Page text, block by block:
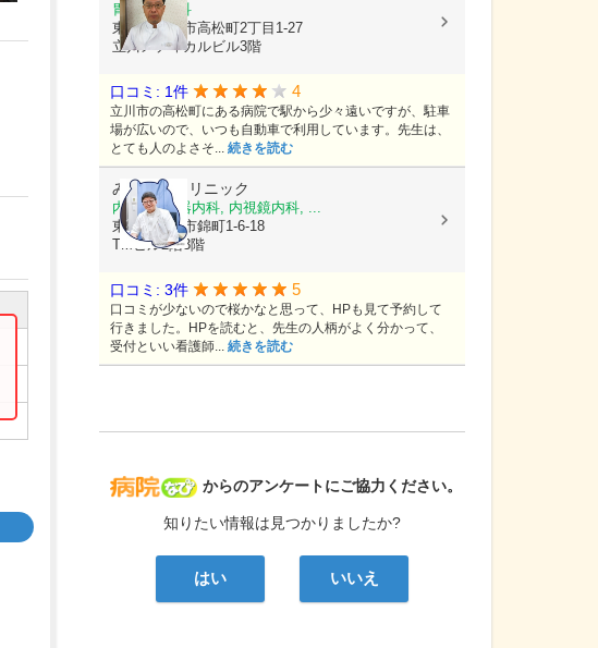
病院なび
からのアンケートにご協力ください。
知りたい情報は見つかりましたか?
はい いいえ
胃腸科, 内科
東京都立川市高松町2丁目1-27
立川メディカルビル3階
口コミ: 1件 4
立川市の高松町にある病院で駅から少々遠いですが、駐車
場が広いので、いつも自動車で利用しています。先生は、
とても人のよさそ... 続きを読む
みやもとクリニック
内科, 消化器内科, 内視鏡内科, ...
東京都立川市錦町1-6-18
TMビル2階3階
口コミ: 3件 5
口コミが少ないので桜かなと思って、HPも見て予約して
行きました。HPを読むと、先生の人柄がよく分かって、
受付といい看護師... 続きを読む